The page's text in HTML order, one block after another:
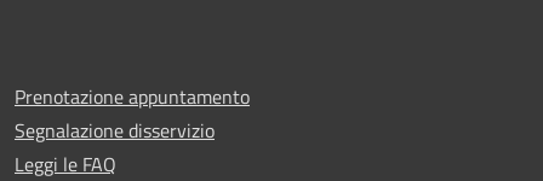
Prenotazione appuntamento
Segnalazione disservizio
Leggi le FAQ